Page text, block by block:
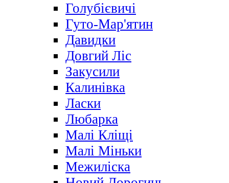
Голубієвичі
Гуто-Мар'ятин
Давидки
Довгий Ліс
Закусили
Калинівка
Ласки
Любарка
Малі Кліщі
Малі Міньки
Межиліска